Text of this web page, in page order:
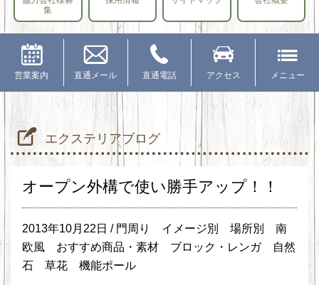
集
営業案内 直通メール 直通電話 アクセス メニュー
エクステリアブログ
オープン外構で使い勝手アップ！！
2013年10月22日 / 門周り イメージ別 場所別
南
欧風
おすすめ商品・素材 ブロック・レンガ
自然
石
草花 機能ポール